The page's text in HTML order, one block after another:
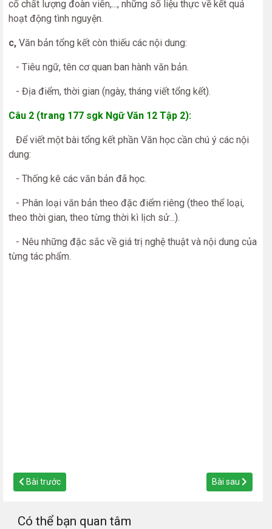
cố chất lượng đoàn viên,..., những số liệu thực về kết quả
hoạt động tình nguyện.
c, Văn bản tổng kết còn thiếu các nội dung:
- Tiêu ngữ, tên cơ quan ban hành văn bản.
- Địa điểm, thời gian (ngày, tháng viết tổng kết).
Câu 2 (trang 177 sgk Ngữ Văn 12 Tập 2):
Để viết một bài tổng kết phần Văn học cần chú ý các nội
dung:
- Thống kê các văn bản đã học.
- Phân loại văn bản theo đặc điểm riêng (theo thể loại,
theo thời gian, theo từng thời kì lịch sử...).
- Nêu những đặc sắc về giá trị nghệ thuật và nội dung của
từng tác phẩm.
Bài trước Bài sau
Có thể bạn quan tâm